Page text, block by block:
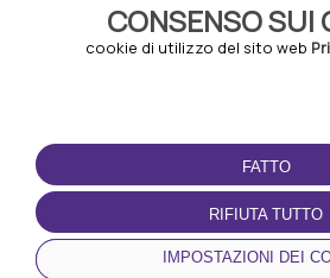
CONSENSO SUI
cookie di utilizzo del sito web
FATTO
RIFIUTA TUTTO
IMPOSTAZIONI DEI
CONDIZIONI D'USO
Termini e Condizioni
Politica sulla riservatezza
Gestione dei Cookie